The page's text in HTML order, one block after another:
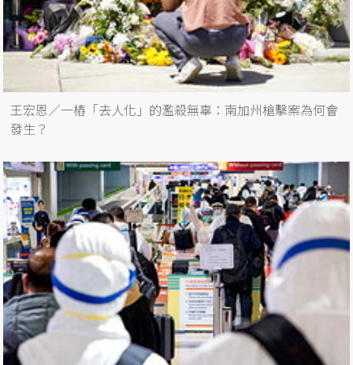
王宏恩／一樁「去人化」的濫殺無辜：南加州槍擊案為何會
發生？